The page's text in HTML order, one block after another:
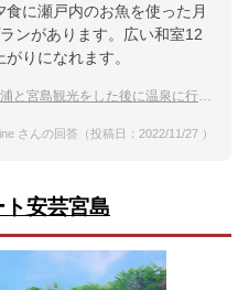
に瀬戸内のお魚を使った月
ンがあります。広い和室12
りになれます。
た後に温泉に行きたい。部屋食ができる温泉宿やホテルをおしえて。
さんの回答（投稿日：2022/11/27 ）
ト安芸宮島